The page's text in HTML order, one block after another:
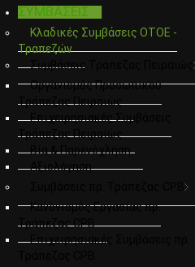
ΣΥΜΒΑΣΕΙΣ
Κλαδικές Συμβάσεις ΟΤΟΕ -
Τραπεζών
Συμβάσεις Τράπεζας Πειραιώς
Οργανισμός Προσωπικού
Τράπεζας Πειραιώς
Επιχειρησιακές Συμβάσεις
Τράπεζας Πειραιώς
Βία & Παρενόχληση
Αξιολόγηση
Συμβάσεις πρ. Τράπεζας CPB
Κανονισμός Εργασίας πρ.
Τράπεζας CPB
Επιχειρησιακές Συμβάσεις πρ.